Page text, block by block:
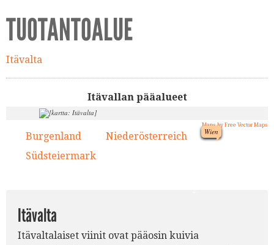
TUOTANTOALUE
Itävalta
Itävallan pääalueet
Wien
Maps by Free Vector Maps
Burgenland Niederösterreich
Südsteiermark
Itävalta
Itävaltalaiset viinit ovat pääosin kuivia